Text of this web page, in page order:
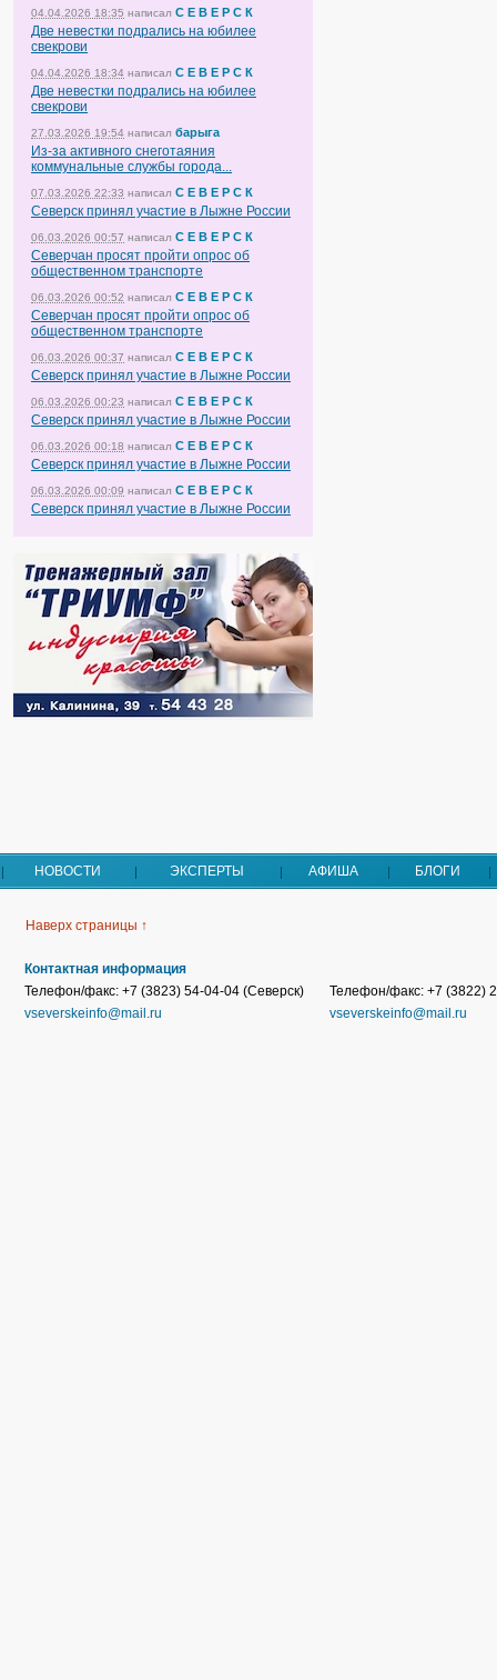
04.04.2026 18:35 написал С Е В Е Р С К
Две невестки подрались на юбилее
свекрови
04.04.2026 18:34 написал С Е В Е Р С К
Две невестки подрались на юбилее
свекрови
27.03.2026 19:54 написал барыга
Из-за активного снеготаяния
коммунальные службы города...
07.03.2026 22:33 написал С Е В Е Р С К
Северск принял участие в Лыжне России
06.03.2026 00:57 написал С Е В Е Р С К
Северчан просят пройти опрос об
общественном транспорте
06.03.2026 00:52 написал С Е В Е Р С К
Северчан просят пройти опрос об
общественном транспорте
06.03.2026 00:37 написал С Е В Е Р С К
Северск принял участие в Лыжне России
06.03.2026 00:23 написал С Е В Е Р С К
Северск принял участие в Лыжне России
06.03.2026 00:18 написал С Е В Е Р С К
Северск принял участие в Лыжне России
06.03.2026 00:09 написал С Е В Е Р С К
Северск принял участие в Лыжне России
НОВОСТИ ЭКСПЕРТЫ АФИША БЛОГИ
Наверх страницы ↑
Контактная информация
Телефон/факс: +7 (3823) 54-04-04 (Северск)
vseverskeinfo@mail.ru
Телефон/факс: +7 (3822)
vseverskeinfo@mail.ru